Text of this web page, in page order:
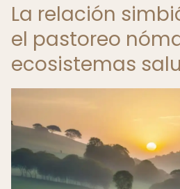
La relación
el pastoreo
ecosistemas